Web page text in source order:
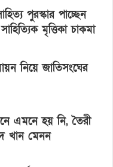
পুরস্কার পাচ্ছেন
মৃত্তিকা চাকমা
নিয়ে জাতিসংঘের
এমনে হয় নি, তৈরী
খান মেনন